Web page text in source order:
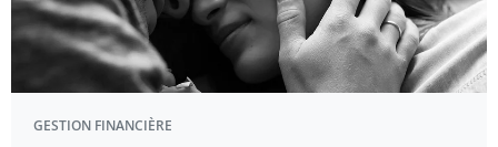
GESTION FINANCIÈRE